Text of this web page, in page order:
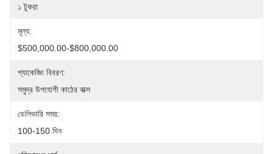
১ টুকরা
মূল্য:
$500,000.00-$800,000.00
প্যাকেজিং বিবরণ:
সমুদ্র উপযোগী কাঠের বাক্স
ডেলিভারি সময়:
100-150 দিন